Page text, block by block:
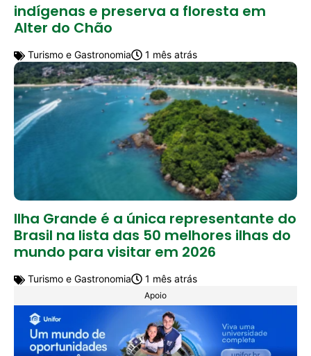
indígenas e preserva a floresta em
Alter do Chão
Turismo e Gastronomia 1 mês atrás
Ilha Grande é a única representante do
Brasil na lista das 50 melhores ilhas do
mundo para visitar em 2026
Turismo e Gastronomia 1 mês atrás
Apoio